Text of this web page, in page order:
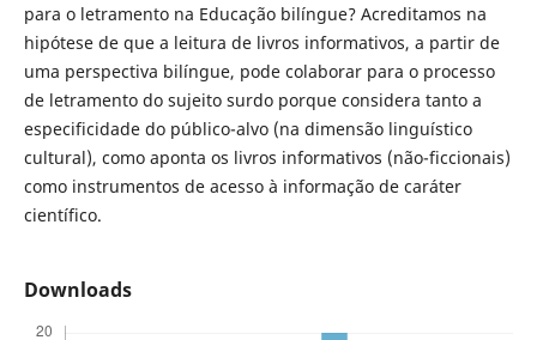
para o letramento na Educação bilíngue? Acreditamos na
hipótese de que a leitura de livros informativos, a partir de
uma perspectiva bilíngue, pode colaborar para o processo
de letramento do sujeito surdo porque considera tanto a
especificidade do público-alvo (na dimensão linguístico
cultural), como aponta os livros informativos (não-ficcionais)
como instrumentos de acesso à informação de caráter
científico.
Downloads